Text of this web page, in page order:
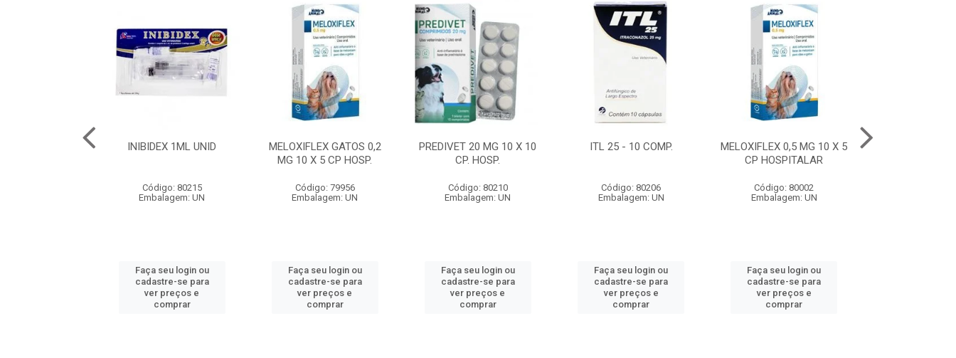
INIBIDEX 1ML UNID
Código: 80215
Embalagem: UN
Faça seu login ou
cadastre-se para
ver preços e
comprar
MELOXIFLEX GATOS 0,2
MG 10 X 5 CP HOSP.
Código: 79956
Embalagem: UN
Faça seu login ou
cadastre-se para
ver preços e
comprar
PREDIVET 20 MG 10 X 10
CP. HOSP.
Código: 80210
Embalagem: UN
Faça seu login ou
cadastre-se para
ver preços e
comprar
ITL 25 - 10 COMP.
Código: 80206
Embalagem: UN
Faça seu login ou
cadastre-se para
ver preços e
comprar
MELOXIFLEX 0,5 MG 10 X 5
CP HOSPITALAR
Código: 80002
Embalagem: UN
Faça seu login ou
cadastre-se para
ver preços e
comprar